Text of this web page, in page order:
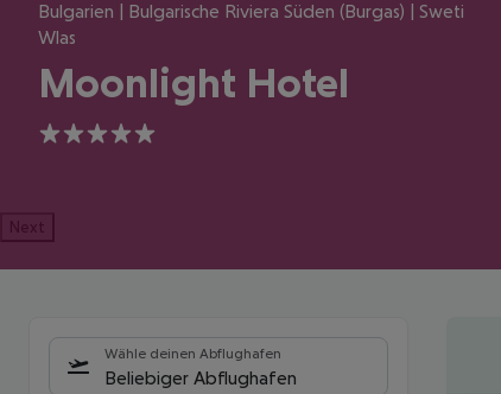
Bulgarien | Bulgarische Riviera Süden (Burgas) | Sweti
Wlas
Moonlight Hotel
5
Next
Wähle deinen Abflughafen
Beliebiger Abflughafen